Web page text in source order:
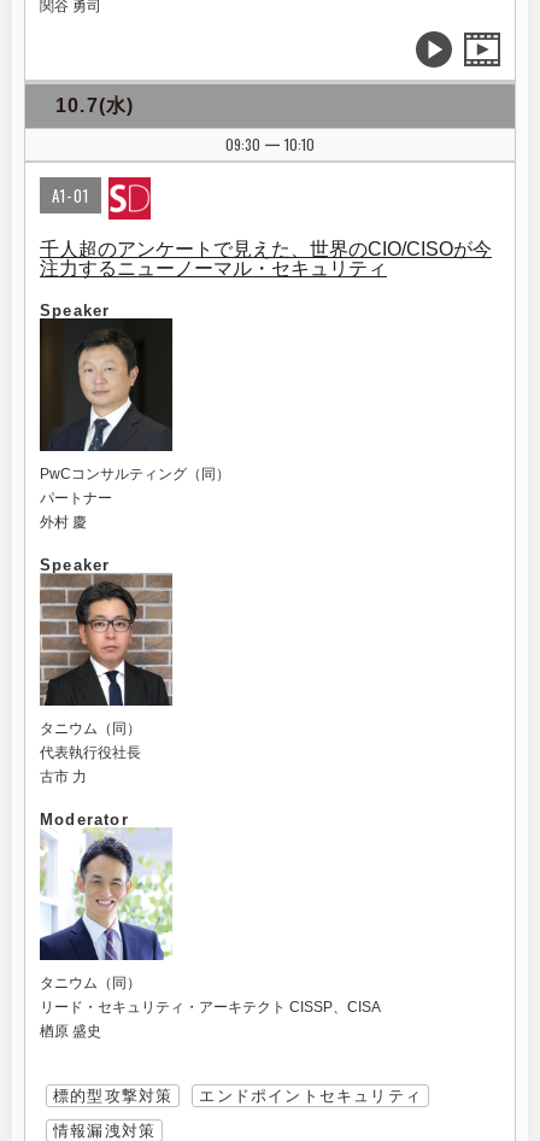
関谷 勇司
10.7(水)
09:30
| 10:10
A1-01
千人超のアンケートで見えた、世界のCIO/CISOが今
注力するニューノーマル・セキュリティ
Speaker
PwCコンサルティング（同）
パートナー
外村 慶
Speaker
タニウム（同）
代表執行役社長
古市 力
Moderator
タニウム（同）
リード・セキュリティ・アーキテクト CISSP、CISA
楢原 盛史
標的型攻撃対策
エンドポイントセキュリティ
情報漏洩対策